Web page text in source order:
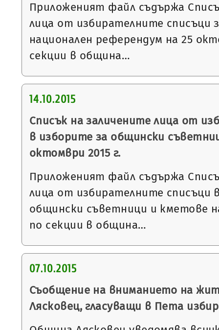
Приложеният файл съдържа
лица от избирателните списъци
национален референдум на 25
секции в община…
14.10.2015
Списък на заличените лица от
в изборите за общински
октомври 2015 г.
Приложеният файл съдържа
лица от избирателните списъци
общински съветници и кметове
по секции в община…
07.10.2015
Съобщение на вниманието на
Лясковец, гласуващи в Пета